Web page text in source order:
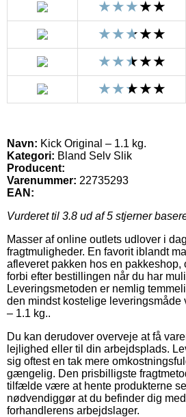
Navn: Kick Original – 1.1 kg.
Kategori: Bland Selv Slik
Producent:
Varenummer: 22735293
EAN:
Vurderet til 3.8 ud af 5 stjerner
Masser af online outlets udlover i
fragtmuligheder. En favorit iblandt
afleveret pakken hos en pakkeshop,
forbi efter bestillingen når du har
Leveringsmetoden er nemlig
den mindst kostelige leveringsmåde
– 1.1 kg..
Du kan derudover overveje at få
lejlighed eller til din arbejdsplads.
sig oftest en tak mere
gængelig. Den prisbilligste
tilfælde være at hente produkterne
nødvendiggør at du befinder dig
forhandlerens arbejdslager.